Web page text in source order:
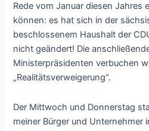
Rede vom Januar diesen Jahres
können: es hat sich in der
beschlossenem Haushalt der
nicht geändert! Die
Ministerpräsidenten verbuchen
„Realitätsverweigerung“.
Der Mittwoch und Donnerstag
meiner Bürger und Unternehmer